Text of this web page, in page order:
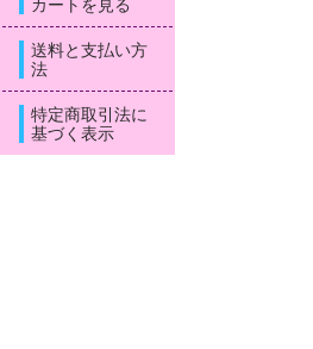
カートを見る
送料と支払い方
法
特定商取引法に
基づく表示